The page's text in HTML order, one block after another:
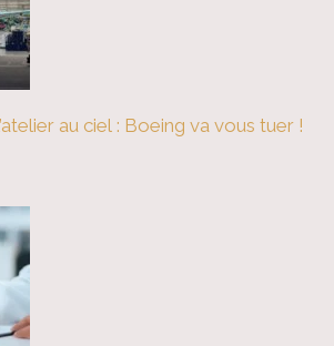
au ciel : Boeing va vous tuer !